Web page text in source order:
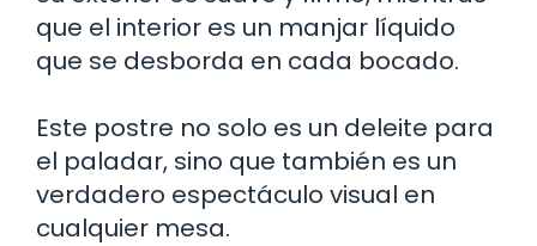
que el interior es un manjar líquido
que se desborda en cada bocado.
Este postre no solo es un deleite para
el paladar, sino que también es un
verdadero espectáculo visual en
cualquier mesa.